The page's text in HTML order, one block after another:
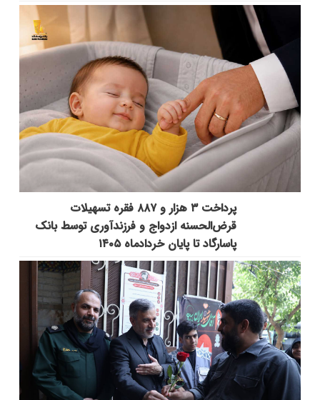
پرداخت ۳ هزار و ۸۸۷ فقره تسهیلات
قرض‌الحسنه ازدواج و فرزندآوری توسط بانک
پاسارگاد تا پایان خردادماه ۱۴۰۵